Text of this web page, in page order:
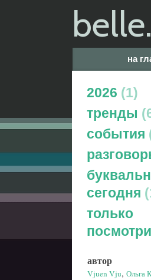
belle.
на
2026
1
тренды
события
сегодня
только
автор
Vjuen Vju, Ольга